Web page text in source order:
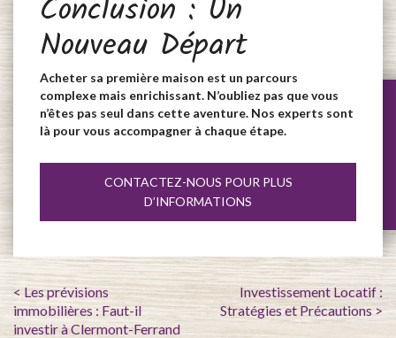
Conclusion : Un
Nouveau Départ
Acheter sa première maison est un parcours
complexe mais enrichissant. N’oubliez pas que vous
n’êtes pas seul dans cette aventure. Nos experts sont
là pour vous accompagner à chaque étape.
CONTACTEZ-NOUS POUR PLUS
D’INFORMATIONS
< Les prévisions
immobilières : Faut-il
investir à Clermont-Ferrand
Investissement Locatif :
Stratégies et Précautions >